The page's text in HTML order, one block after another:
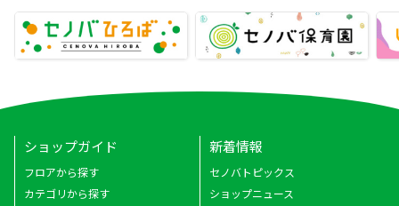
ショップガイド
フロアから探す
カテゴリから探す
新着情報
セノバトピックス
ショップニュース